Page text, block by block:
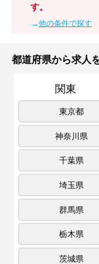
す。
→他の条件で探す
都道府県から求人
関東
東京都
神奈川県
千葉県
埼玉県
群馬県
栃木県
茨城県